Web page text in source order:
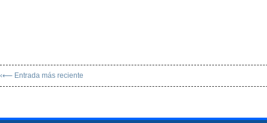
‹⟵ Entrada más reciente